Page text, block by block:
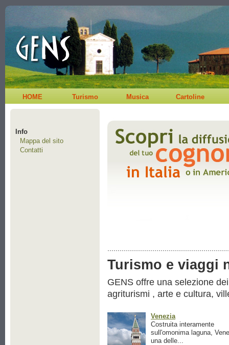
HOME Turismo Musica Cartoline
Info
Mappa del sito
Contatti
Turismo e viaggi
GENS offre una selezione
agriturismi , arte e cultura,
Venezia
Costruita interamente
sull'omonima laguna,
una delle...